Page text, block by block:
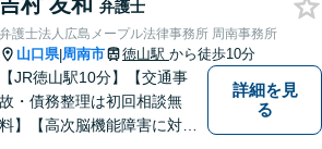
弁護士
弁護士法人広島メープル法律事務所 周南事務所
山口県|周南市 徳山駅 から徒歩10分
【JR徳山駅10分】【交通事
故・債務整理は初回相談無
料】【高次脳機能障害に対応
詳細を見
る